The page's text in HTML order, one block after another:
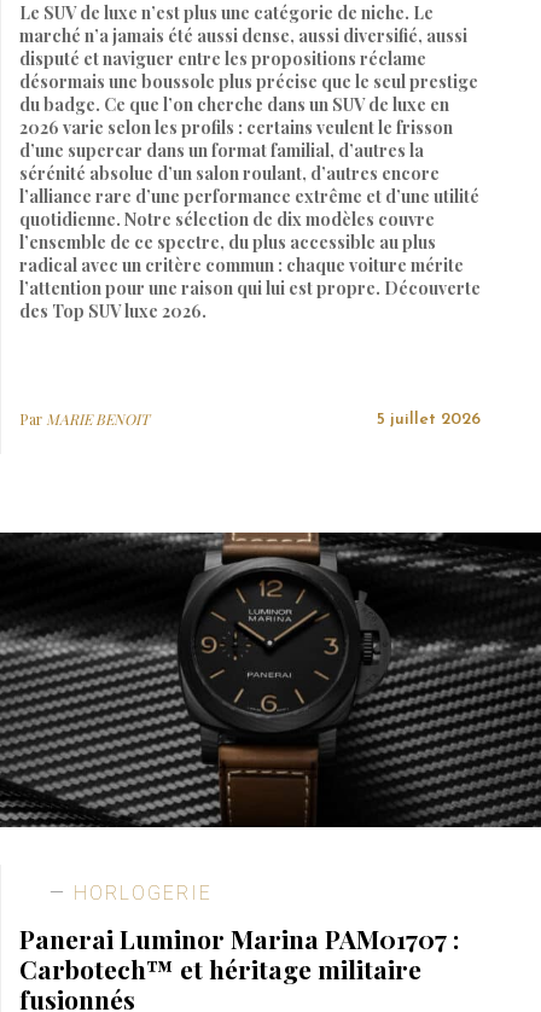
Le SUV de luxe n’est plus une catégorie de niche. Le
marché n’a jamais été aussi dense, aussi diversifié, aussi
disputé et naviguer entre les propositions réclame
désormais une boussole plus précise que le seul prestige
du badge. Ce que l’on cherche dans un SUV de luxe en
2026 varie selon les profils : certains veulent le frisson
d’une supercar dans un format familial, d’autres la
sérénité absolue d’un salon roulant, d’autres encore
l’alliance rare d’une performance extrême et d’une utilité
quotidienne. Notre sélection de dix modèles couvre
l’ensemble de ce spectre, du plus accessible au plus
radical avec un critère commun : chaque voiture mérite
l’attention pour une raison qui lui est propre. Découverte
des Top SUV luxe 2026.
Par MARIE BENOIT 5 juillet 2026
HORLOGERIE
Panerai Luminor Marina PAM01707 :
Carbotech™ et héritage militaire
fusionnés